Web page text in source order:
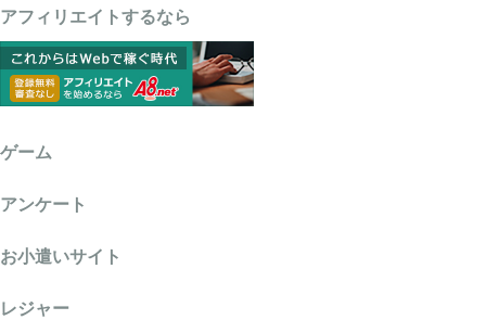
アフィリエイトするなら
ゲーム
アンケート
お小遣いサイト
レジャー